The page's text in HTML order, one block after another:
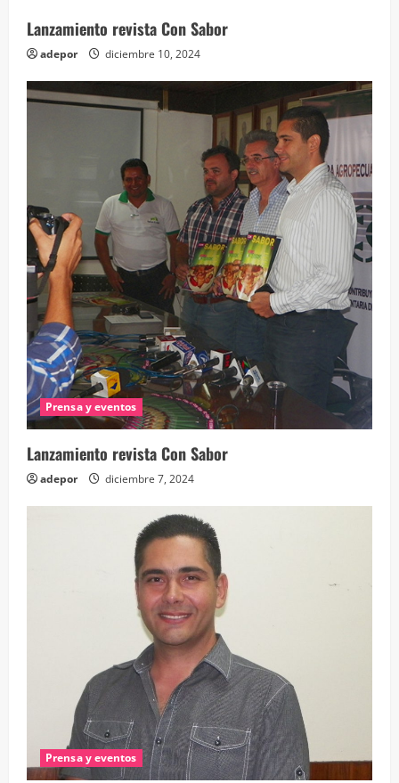
Lanzamiento revista Con Sabor
adepor diciembre 10, 2024
Prensa y eventos
Lanzamiento revista Con Sabor
adepor diciembre 7, 2024
Prensa y eventos